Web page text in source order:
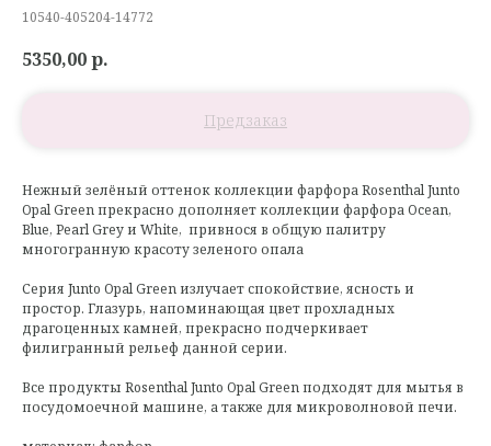
10540-405204-14772
5350,00р.
Нежный зелёный оттенок коллекции фарфора Rosenthal Junto
Opal Green прекрасно дополняет коллекции фарфора Ocean,
Blue, Pearl Grey и White, привнося в общую палитру
многогранную красоту зеленого опала
Серия Junto Opal Green излучает спокойствие, ясность и
простор. Глазурь, напоминающая цвет прохладных
драгоценных камней, прекрасно подчеркивает
филигранный рельеф данной серии.
Все продукты Rosenthal Junto Opal Green подходят для мытья в
посудомоечной машине, а также для микроволновой печи.